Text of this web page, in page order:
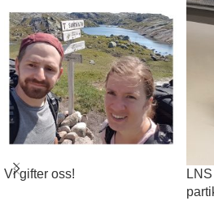
Vi gifter oss!